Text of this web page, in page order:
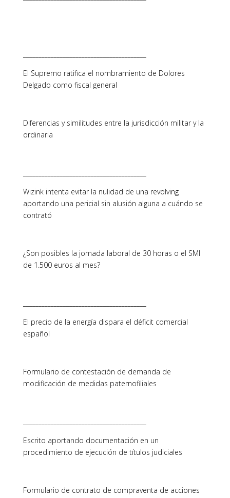
El Supremo ratifica el nombramiento de Dolores
Delgado como fiscal general
Diferencias y similitudes entre la jurisdicción militar y la
ordinaria
Wizink intenta evitar la nulidad de una revolving
aportando una pericial sin alusión alguna a cuándo se
contrató
¿Son posibles la jornada laboral de 30 horas o el SMI
de 1.500 euros al mes?
El precio de la energía dispara el déficit comercial
español
Formulario de contestación de demanda de
modificación de medidas paternofiliales
Escrito aportando documentación en un
procedimiento de ejecución de títulos judiciales
Formulario de contrato de compraventa de acciones